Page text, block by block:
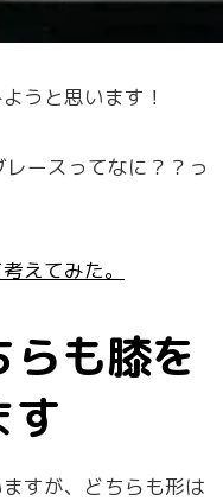
うと思います！
ースってなに？？っ
えてみた。
も膝を
す
すが、どちらも形は